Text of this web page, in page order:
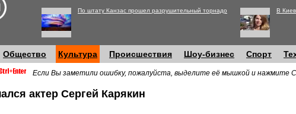
По штату Канзас прошел разрушительный торнадо В
Общество Культура Происшествия Шоу-бизнес Спорт
Если Вы заметили ошибку, пожалуйста, выделите её мышкой и нажмите
актер Сергей Карякин